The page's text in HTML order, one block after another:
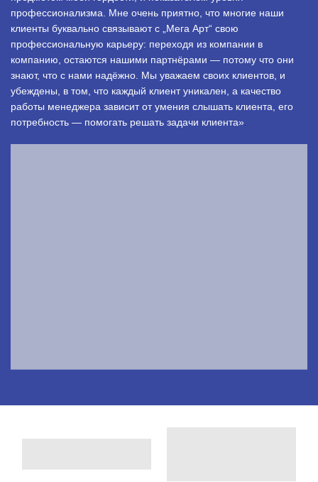
профессионализма. Мне очень приятно, что многие наши
клиенты буквально связывают с „Мега Арт“ свою
профессиональную карьеру: переходя из компании в
компанию, остаются нашими партнёрами — потому что они
знают, что с нами надёжно. Мы уважаем своих клиентов, и
убеждены, в том, что каждый клиент уникален, а качество
работы менеджера зависит от умения слышать клиента, его
потребность — помогать решать задачи клиента»